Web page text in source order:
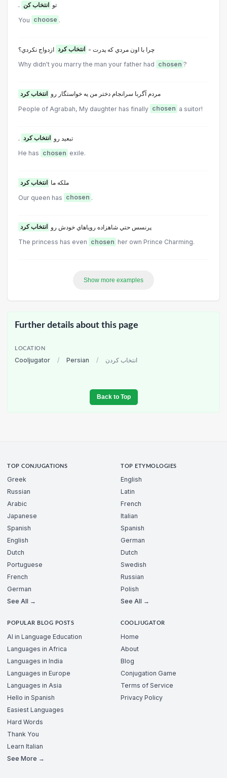
. تو انتخاب کن
You choose .
چرا با اون مردي که پدرت - انتخاب کرد ازدواج نکردي؟
Why didn't you marry the man your father had chosen ?
مردم آگربا سرانجام دختر من يه خواستگار رو انتخاب کرد
People of Agrabah, My daughter has finally chosen a suitor!
. تبعيد رو
انتخاب کرد
He has chosen exile.
ملکه ما انتخاب کرد
Our queen has chosen .
پرنسس حتي شاهزاده روياهاي خودش رو
انتخاب کرد
The princess has even chosen her own Prince Charming.
Show more examples
Further details about this page
LOCATION
Cooljugator / Persian / انتخاب کردن
Back to Top
TOP CONJUGATIONS
Greek
Russian
Arabic
Japanese
Spanish
English
Dutch
Portuguese
French
German
See All →
TOP ETYMOLOGIES
English
Latin
French
Italian
Spanish
German
Dutch
Swedish
Russian
Polish
See All →
POPULAR BLOG POSTS
AI in Language Education
Languages in Africa
Languages in India
Languages in Europe
Languages in Asia
Hello in Spanish
Easiest Languages
Hard Words
Thank You
Learn Italian
See More →
COOLJUGATOR
Home
About
Blog
Conjugation Game
Terms of Service
Privacy Policy